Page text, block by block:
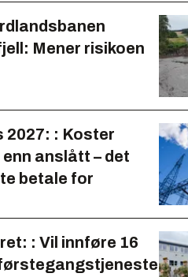
Mener risikoen
2027: : Koster
anslått – det
betale for
: Vil innføre 16